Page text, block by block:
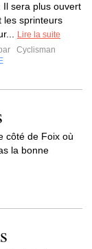
Il sera plus ouvert
les sprinteurs
Lire la suite
Cyclisman
côté de Foix où
la bonne